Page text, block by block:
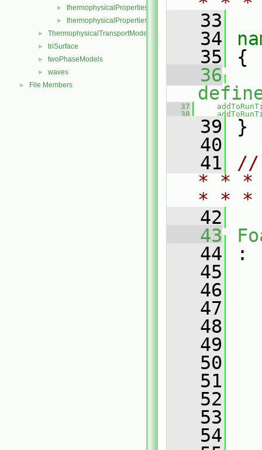
► thermophysicalProperties
► thermophysicalPropertiesSelector
► ThermophysicalTransportModels
► triSurface
► twoPhaseModels
► waves
► File Members
   33
   34
   35
{
   36
   37
   38
   39
}
   40
   41
//
* * *
* *
   42
   43
   44
:
   45
   46
   47
   48
   49
   50
   51
   52
   53
   54